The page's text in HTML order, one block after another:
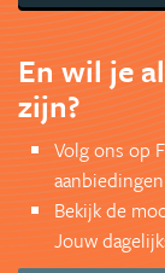
En wil je
zijn?
Volg ons op
Bekijk de
Jouw